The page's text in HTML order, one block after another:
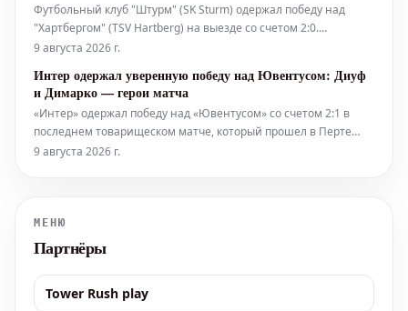
Футбольный клуб "Штурм" (SK Sturm) одержал победу над
"Хартбергом" (TSV Hartberg) на выезде со счетом 2:0.
Решающие голы в матче забил вышедший на замену игрок по
результативных передач от Зайдля.
9 августа 2026 г.
Интер одержал уверенную победу над Ювентусом: Диуф
и Димарко — герои матча
«Интер» одержал победу над «Ювентусом» со счетом 2:1 в
последнем товарищеском матче, который прошел в Перте
перед возвращением миланской команды в Италию.
9 августа 2026 г.
МЕНЮ
Партнёры
Tower Rush play